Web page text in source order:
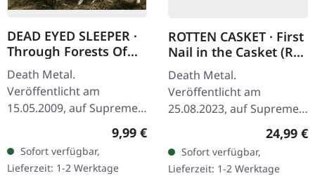
DEAD EYED SLEEPER ·
Through Forests Of
Nonentities | CD
Death Metal.
Veröffentlicht am
15.05.2009, auf Supreme
Chaos Records. CD im
Jewelcase mit 16-seitigem
Booklet. Was passiert,
wenn man die…
Regulärer Preis:
9,99 €
Sofort verfügbar,
Lieferzeit: 1-2 Werktage
ROTTEN CASKET · First
Nail in the Casket (Re-
Release) | RED/BLACK
LP
Death Metal.
Veröffentlicht am
25.08.2023, auf Supreme
Chaos Records. SCR
exklusiv! Re-Release auf
transparent rot/schwarz
marmoriertem Vinyl,…
24,99 €
Sofort verfügbar,
Lieferzeit: 1-2 Werktage